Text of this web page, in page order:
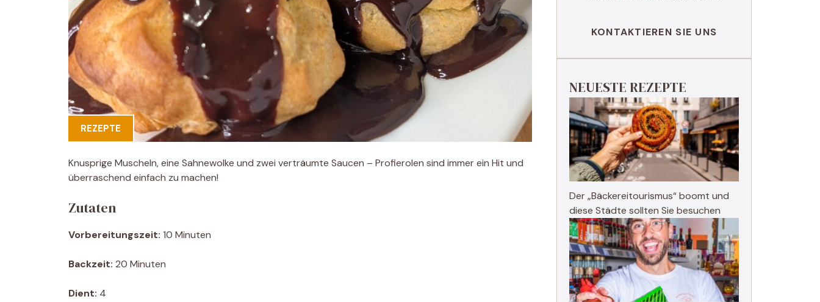
REZEPTE
Knusprige Muscheln, eine Sahnewolke und zwei verträumte Saucen – Profierolen sind immer ein Hit und
überraschend einfach zu machen!
Zutaten
Vorbereitungszeit: 10 Minuten
Backzeit: 20 Minuten
Dient: 4
KONTAKTIEREN SIE UNS
NEUESTE REZEPTE
Der „Bäckereitourismus“ boomt und
diese Städte sollten Sie besuchen